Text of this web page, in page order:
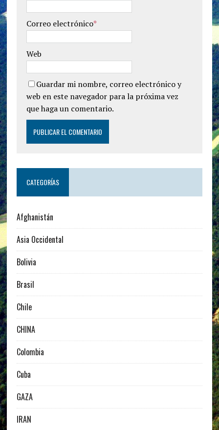
Correo electrónico*
Web
Guardar mi nombre, correo electrónico y
web en este navegador para la próxima vez
que haga un comentario.
CATEGORÍAS
Afghanistán
Asia Occidental
Bolivia
Brasil
Chile
CHINA
Colombia
Cuba
GAZA
IRAN